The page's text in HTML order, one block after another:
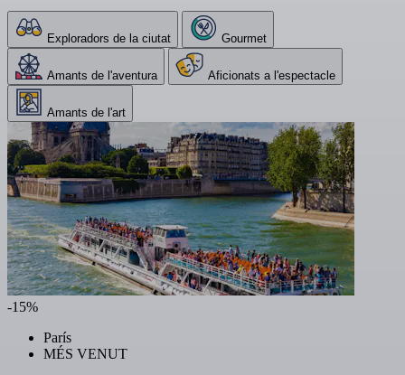
Exploradors de la ciutat Gourmet
Amants de l'aventura Aficionats a l'espectacle
Amants de l'art
-15%
París
MÉS VENUT